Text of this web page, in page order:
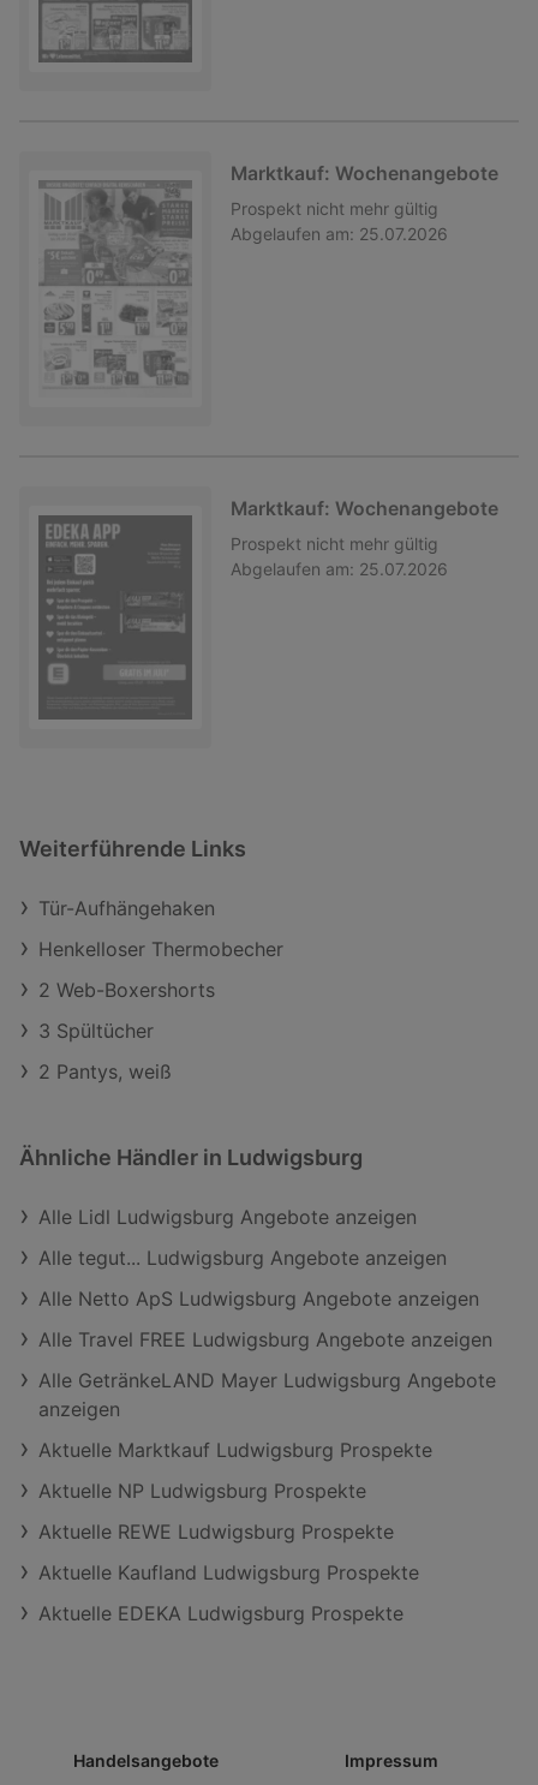
Marktkauf: Wochenangebote
Prospekt nicht mehr gültig
Abgelaufen am: 25.07.2026
Marktkauf: Wochenangebote
Prospekt nicht mehr gültig
Abgelaufen am: 25.07.2026
Weiterführende Links
Tür-Aufhängehaken
Henkelloser Thermobecher
2 Web-Boxershorts
3 Spültücher
2 Pantys, weiß
Ähnliche Händler in Ludwigsburg
Alle Lidl Ludwigsburg Angebote anzeigen
Alle tegut... Ludwigsburg Angebote anzeigen
Alle Netto ApS Ludwigsburg Angebote anzeigen
Alle Travel FREE Ludwigsburg Angebote anzeigen
Alle GetränkeLAND Mayer Ludwigsburg Angebote
anzeigen
Aktuelle Marktkauf Ludwigsburg Prospekte
Aktuelle NP Ludwigsburg Prospekte
Aktuelle REWE Ludwigsburg Prospekte
Aktuelle Kaufland Ludwigsburg Prospekte
Aktuelle EDEKA Ludwigsburg Prospekte
Handelsangebote Impressum